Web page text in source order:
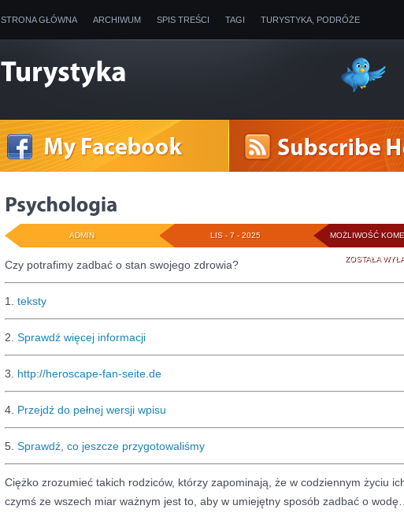
STRONA GŁÓWNA ARCHIWUM SPIS TREŚCI TAGI TURYSTYKA, PODRÓŻE
MOŻLIWOŚĆ
ZOSTAŁA
LIS - 7 - 2025
ADMIN
Czy potrafimy zadbać o stan swojego zdrowia?
1. teksty
2. Sprawdź więcej informacji
3. http://heroscape-fan-seite.de
4. Przejdź do pełnej wersji wpisu
5. Sprawdź, co jeszcze przygotowaliśmy
Ciężko zrozumieć takich rodziców, którzy zapominają, że w codziennym życiu
czymś ze wszech miar ważnym jest to, aby w umiejętny sposób zadbać o wodę…